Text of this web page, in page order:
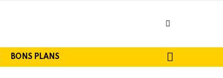
BONS PLANS